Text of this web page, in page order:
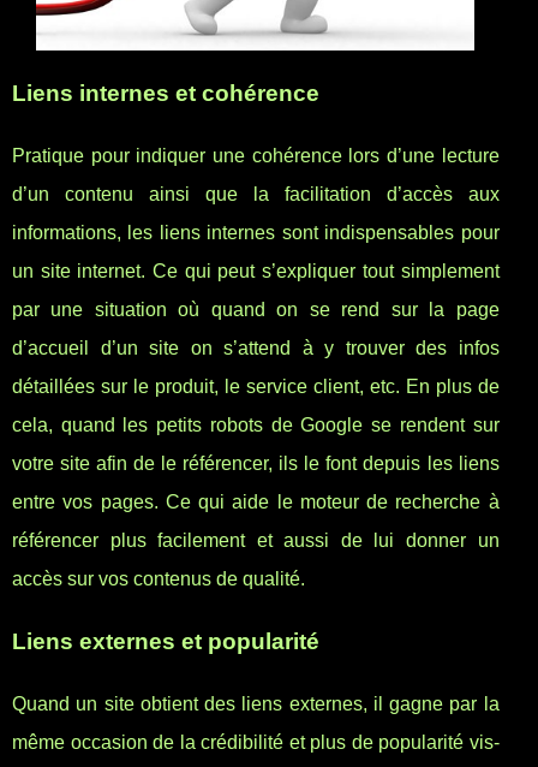
Liens internes et cohérence
Pratique pour indiquer une cohérence lors d’une lecture
d’un contenu ainsi que la facilitation d’accès aux
informations, les liens internes sont indispensables pour
un site internet. Ce qui peut s’expliquer tout simplement
par une situation où quand on se rend sur la page
d’accueil d’un site on s’attend à y trouver des infos
détaillées sur le produit, le service client, etc. En plus de
cela, quand les petits robots de Google se rendent sur
votre site afin de le référencer, ils le font depuis les liens
entre vos pages. Ce qui aide le moteur de recherche à
référencer plus facilement et aussi de lui donner un
accès sur vos contenus de qualité.
Liens externes et popularité
Quand un site obtient des liens externes, il gagne par la
même occasion de la crédibilité et plus de popularité vis-